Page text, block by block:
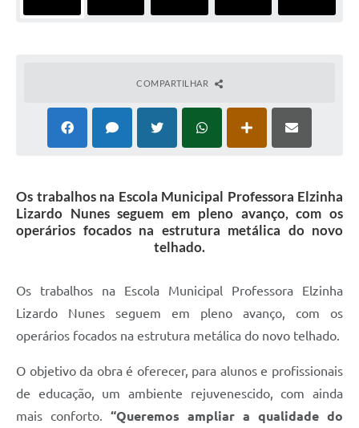
COMPARTILHAR
Os trabalhos na Escola Municipal Professora Elzinha
Lizardo Nunes seguem em pleno avanço, com os
operários focados na estrutura metálica do novo
telhado.
Os trabalhos na Escola Municipal Professora Elzinha
Lizardo Nunes seguem em pleno avanço, com os
operários focados na estrutura metálica do novo telhado.
O objetivo da obra é oferecer, para alunos e profissionais
de educação, um ambiente rejuvenescido, com ainda
mais conforto. “Queremos ampliar a qualidade do